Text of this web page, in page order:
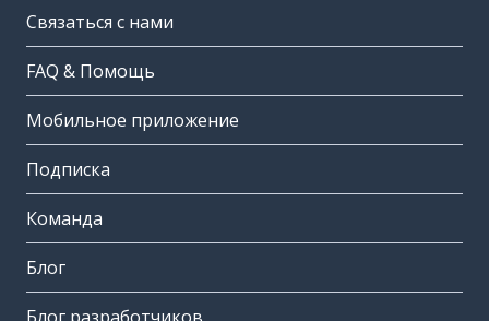
Связаться с нами
FAQ & Помощь
Мобильное приложение
Подписка
Команда
Блог